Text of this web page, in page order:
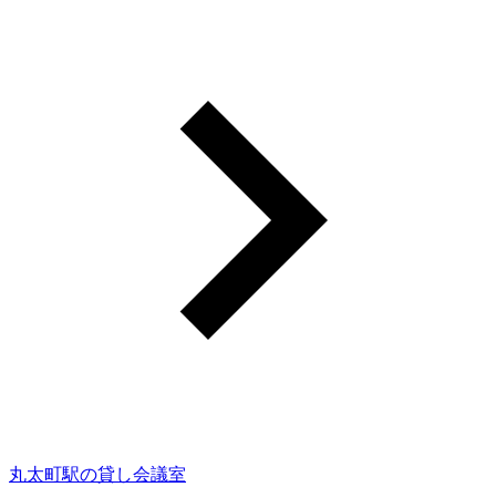
丸太町駅の貸し会議室